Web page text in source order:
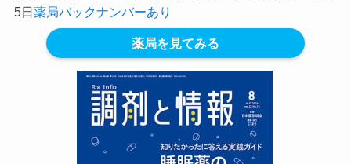
5日薬局バックナンバーあり
薬局を見てみる